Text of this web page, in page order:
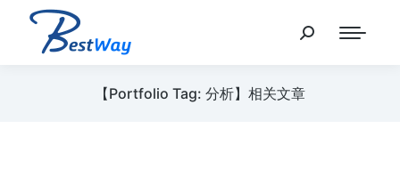
【Portfolio Tag: 分析】相关文章